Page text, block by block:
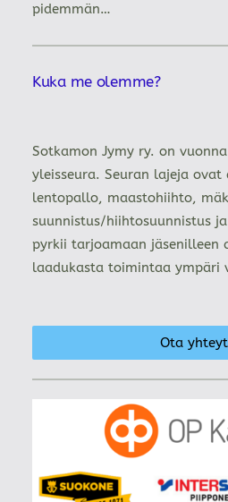
pidemmän…
Kuka me olemme?
Sotkamon Jymy ry. on
yleisseura. Seuran lajeja
lentopallo, maastohiihto,
suunnistus/hiihtosuunnistus
pyrkii tarjoamaan jäsenilleen
laadukasta toimintaa ympäri
Ota